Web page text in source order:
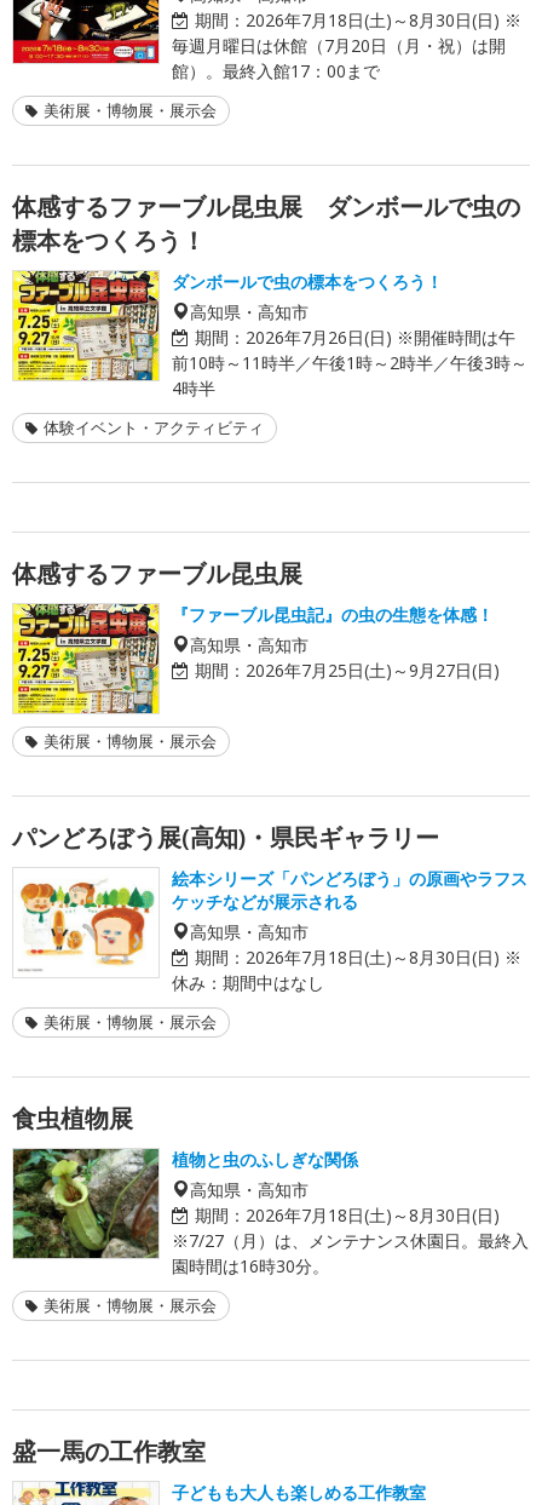
期間： 2026年7月18日(土)～8月30日(日) ※
毎週月曜日は休館（7月20日（月・祝）は開
館）。最終入館17：00まで
美術展・博物展・展示会
体感するファーブル昆虫展 ダンボールで虫の
標本をつくろう！
ダンボールで虫の標本をつくろう！
高知県・高知市
期間： 2026年7月26日(日) ※開催時間は午
前10時～11時半／午後1時～2時半／午後3時～
4時半
体験イベント・アクティビティ
体感するファーブル昆虫展
『ファーブル昆虫記』の虫の生態を体感！
高知県・高知市
期間： 2026年7月25日(土)～9月27日(日)
美術展・博物展・展示会
パンどろぼう展(高知)・県民ギャラリー
絵本シリーズ「パンどろぼう」の原画やラフス
ケッチなどが展示される
高知県・高知市
期間： 2026年7月18日(土)～8月30日(日) ※
休み：期間中はなし
美術展・博物展・展示会
食虫植物展
植物と虫のふしぎな関係
高知県・高知市
期間： 2026年7月18日(土)～8月30日(日)
※7/27（月）は、メンテナンス休園日。最終入
園時間は16時30分。
美術展・博物展・展示会
盛一馬の工作教室
子どもも大人も楽しめる工作教室